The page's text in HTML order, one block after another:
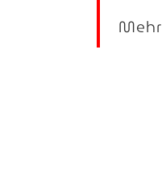
Mehr